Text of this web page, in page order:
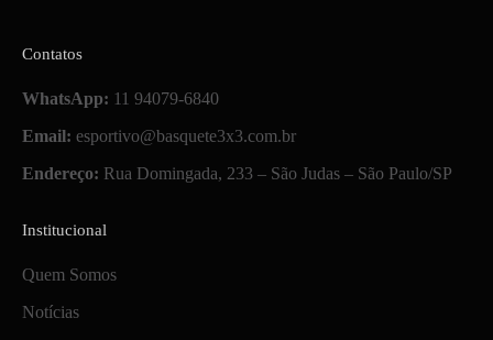
Contatos
WhatsApp: 11 94079-6840
Email: esportivo@basquete3x3.com.br
Endereço: Rua Domingada, 233 – São Judas – São Paulo/SP
Institucional
Quem Somos
Notícias